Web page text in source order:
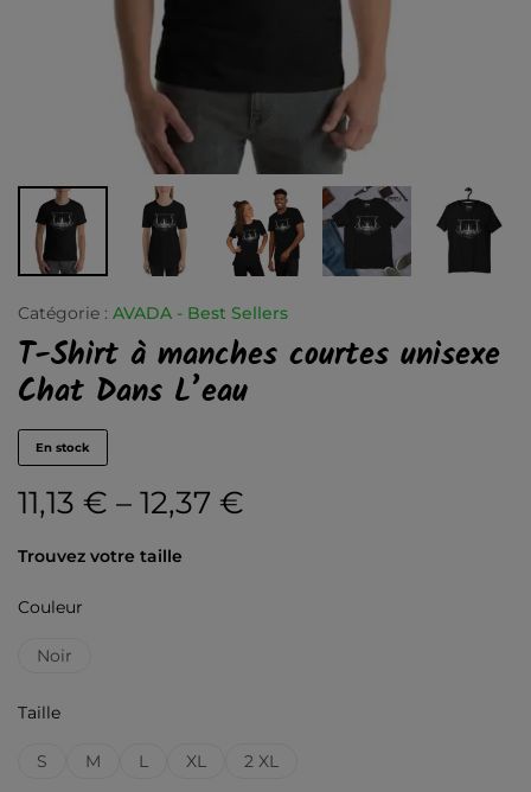
Catégorie : AVADA - Best Sellers
T-Shirt à manches courtes unisexe
Chat Dans L’eau
En stock
11,13 € – 12,37 €
Trouvez votre taille
Couleur
Noir
Taille
S M L XL 2 XL